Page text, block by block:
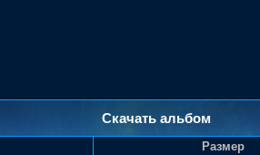
Скачать альбом
Размер